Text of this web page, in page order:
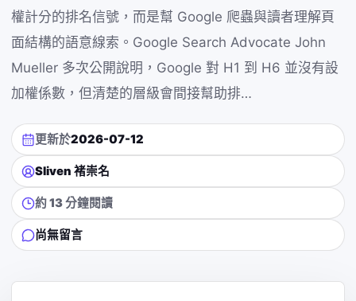
權計分的排名信號，而是幫 Google 爬蟲與讀者理解頁
面結構的語意線索。Google Search Advocate John
Mueller 多次公開說明，Google 對 H1 到 H6 並沒有設
加權係數，但清楚的層級會間接幫助排…
更新於2026-07-12
Sliven 褚崇名
約 13 分鐘閱讀
尚無留言